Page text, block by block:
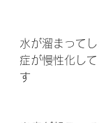
水が溜まって
症が慢性化し
す